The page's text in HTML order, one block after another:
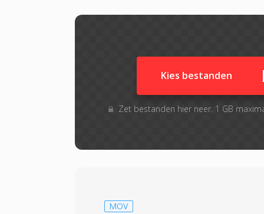
Kies bestanden
Zet bestanden hier neer. 1 GB
MOV